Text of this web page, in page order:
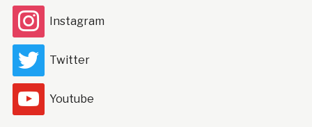
Instagram
Twitter
Youtube